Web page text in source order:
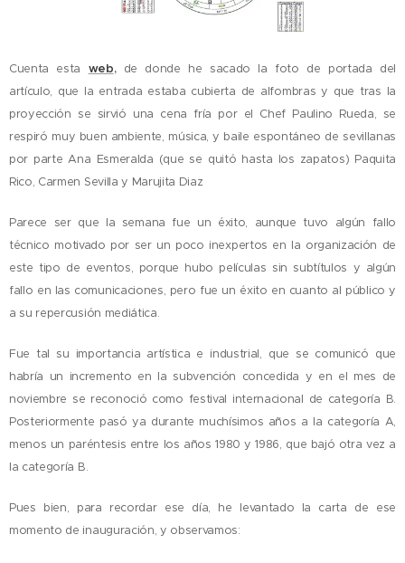
Cuenta esta web,de donde he sacado la foto de portada del
artículo, que la entrada estaba cubierta de alfombras y que tras la
proyección se sirvió una cena fría por el Chef Paulino Rueda, se
respiró muy buen ambiente, música, y baile espontáneo de sevillanas
por parte Ana Esmeralda (que se quitó hasta los zapatos) Paquita
Rico, Carmen Sevilla y Marujita Diaz
Parece ser que la semana fue un éxito, aunque tuvo algún fallo
técnico motivado por ser un poco inexpertos en la organización de
este tipo de eventos, porque hubo películas sin subtítulos y algún
fallo en las comunicaciones, pero fue un éxito en cuanto al público y
a su repercusión mediática.
Fue tal su importancia artística e industrial, que se comunicó que
habría un incremento en la subvención concedida y en el mes de
noviembre se reconoció como festival internacional de categoría B.
Posteriormente pasó ya durante muchísimos años a la categoría A,
menos un paréntesis entre los años 1980 y 1986, que bajó otra vez a
la categoría B.
Pues bien, para recordar ese día, he levantado la carta de ese
momento de inauguración, y observamos: